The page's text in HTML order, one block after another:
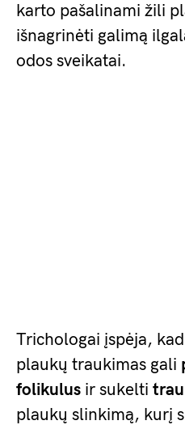
karto pašalinami žili
išnagrinėti galimą
odos sveikatai.
Trichologai įspėja,
plaukų traukimas gali
folikulus ir sukelti
plaukų slinkimą, kurį